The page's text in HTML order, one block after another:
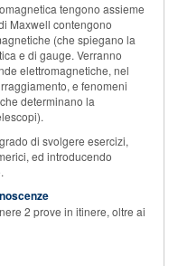
tengono assieme
Maxwell contengono
(che spiegano la
e di gauge. Verranno
elettromagnetiche, nel
e fenomeni
determinano la
di svolgere esercizi,
ed introducendo
2 prove in itinere, oltre ai